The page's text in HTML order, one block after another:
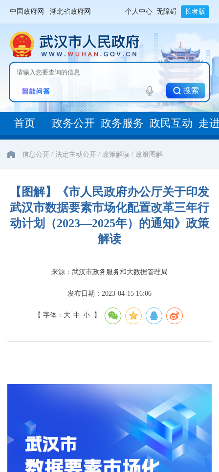
中国政府网 湖北省政府网 个人中心 无障碍 长者版
搜索
首页 政务公开 政务服务 政民互动 走
信息公开 / 法定主动公开 / 政策解读 / 政策图解
【图解】《市人民政府办公厅关于印发
武汉市数据要素市场化配置改革三年行
动计划（2023—2025年）的通知》政策
解读
来源：武汉市政务服务和大数据管理局
发布日期：2023-04-15 16:06
【 字体： 大 中 小 】